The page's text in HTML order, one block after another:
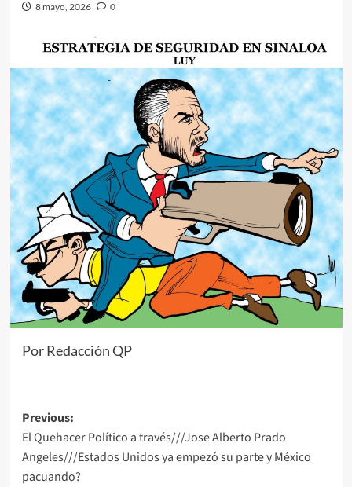
8 mayo, 2026 0
Por Redacción QP
Post
navigation
Previous:
El Quehacer Político a través///Jose Alberto Prado
Angeles///Estados Unidos ya empezó su parte y México
pacuando?